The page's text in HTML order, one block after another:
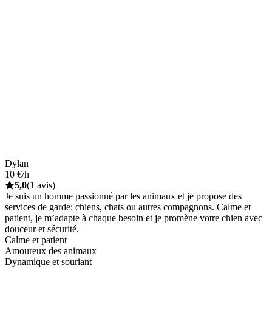
Dylan
10 €/h
5,0(1 avis)
Je suis un homme passionné par les animaux et je propose des
services de garde: chiens, chats ou autres compagnons. Calme et
patient, je m’adapte à chaque besoin et je promène votre chien avec
douceur et sécurité.
Calme et patient
Amoureux des animaux
Dynamique et souriant